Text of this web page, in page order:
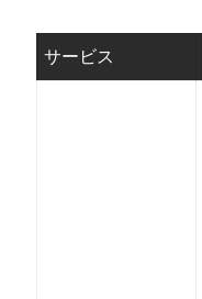
サ⁠ービス